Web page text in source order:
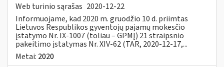
Web turinio sąrašas 2020-12-22
Informuojame, kad 2020 m. gruodžio 10 d. priimtas
Lietuvos Respublikos gyventojų pajamų mokesčio
įstatymo Nr. IX-1007 (toliau – GPMĮ) 21 straipsnio
pakeitimo įstatymas Nr. XIV-62 (TAR, 2020-12-17,...
Metai: 2020